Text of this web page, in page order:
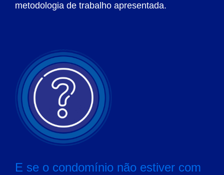
metodologia de trabalho apresentada.
E se o condomínio não estiver com